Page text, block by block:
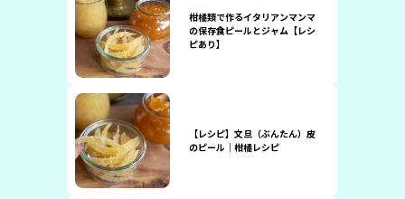
柑橘類で作るイタリアンマンマ
の保存食ピールとジャム【レシ
ピあり】
【レシピ】文旦（ぶんたん）皮
のピール｜柑橘レシピ